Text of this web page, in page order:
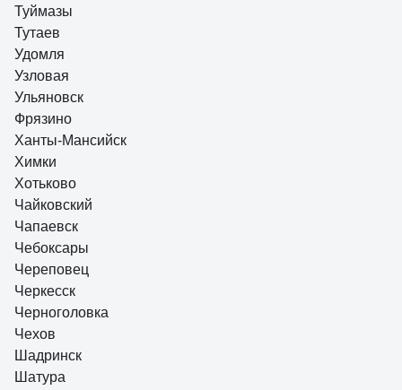
Туймазы
Тутаев
Удомля
Узловая
Ульяновск
Фрязино
Ханты-Мансийск
Химки
Хотьково
Чайковский
Чапаевск
Чебоксары
Череповец
Черкесск
Черноголовка
Чехов
Шадринск
Шатура